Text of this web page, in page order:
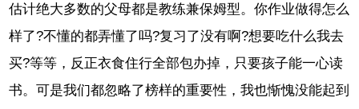
估计绝大多数的父母都是教练兼保姆型。你作业做得怎么
样了?不懂的都弄懂了吗?复习了没有啊?想要吃什么我去
买?等等，反正衣食住行全部包办掉，只要孩子能一心读
书。可是我们都忽略了榜样的重要性，我也惭愧没能起到